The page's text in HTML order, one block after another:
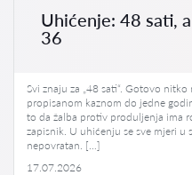
Uhićenje: 48 sati,
36
Svi znaju za „48 sati“. Gotovo nitko
propisanom kaznom do jedne
to da žalba protiv produljenja ima
zapisnik. U uhićenju se sve mjeri
nepovratan. […]
17.07.2026